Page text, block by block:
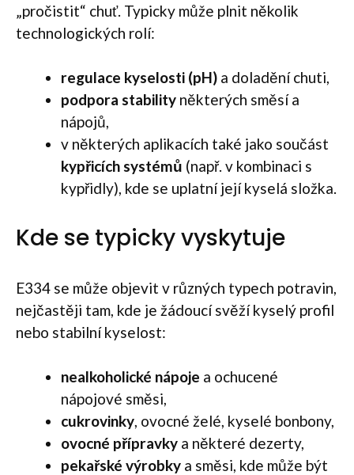
„pročistit“ chuť. Typicky může plnit několik
technologických rolí:
regulace kyselosti (pH) a doladění chuti,
podpora stability některých směsí a
nápojů,
v některých aplikacích také jako součást
kypřicích systémů (např. v kombinaci s
kypřidly), kde se uplatní její kyselá složka.
Kde se typicky vyskytuje
E334 se může objevit v různých typech potravin,
nejčastěji tam, kde je žádoucí svěží kyselý profil
nebo stabilní kyselost:
nealkoholické nápoje a ochucené
nápojové směsi,
cukrovinky, ovocné želé, kyselé bonbony,
ovocné přípravky a některé dezerty,
pekařské výrobky a směsi, kde může být